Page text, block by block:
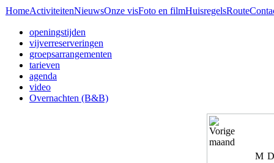
HomeActiviteitenNieuwsOnze visFoto en filmHuisregelsRoute
openingstijden
vijverreserveringen
groepsarrangementen
tarieven
agenda
video
Overnachten (B&B)
M D